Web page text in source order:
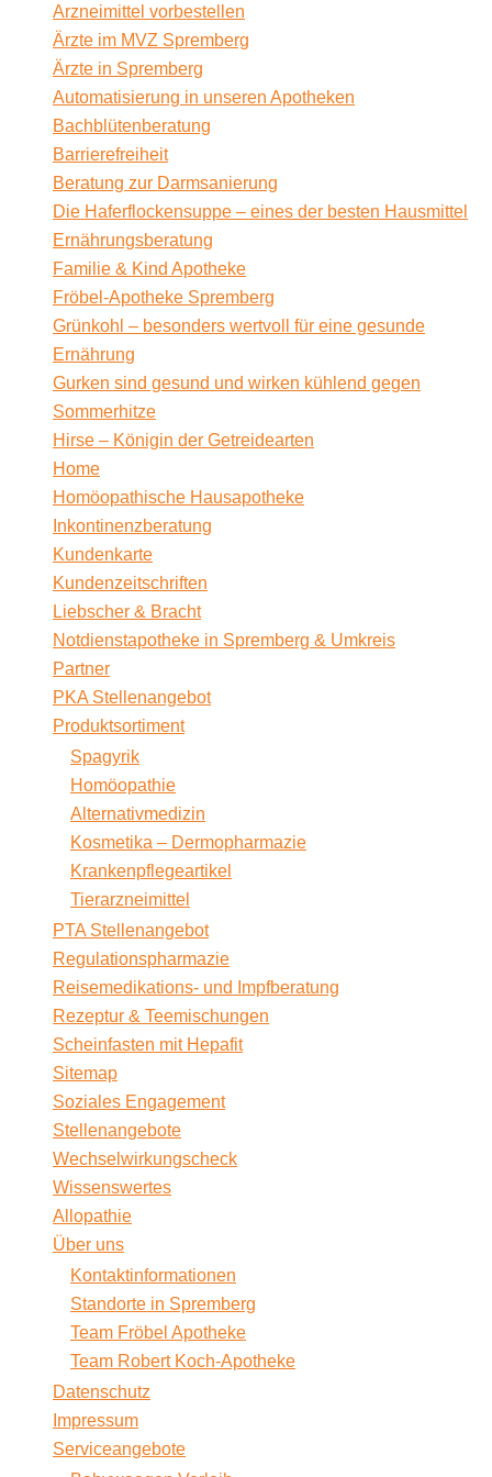
Arzneimittel vorbestellen
Ärzte im MVZ Spremberg
Ärzte in Spremberg
Automatisierung in unseren Apotheken
Bachblütenberatung
Barrierefreiheit
Beratung zur Darmsanierung
Die Haferflockensuppe – eines der besten Hausmittel
Ernährungsberatung
Familie & Kind Apotheke
Fröbel-Apotheke Spremberg
Grünkohl – besonders wertvoll für eine gesunde
Ernährung
Gurken sind gesund und wirken kühlend gegen
Sommerhitze
Hirse – Königin der Getreidearten
Home
Homöopathische Hausapotheke
Inkontinenzberatung
Kundenkarte
Kundenzeitschriften
Liebscher & Bracht
Notdienstapotheke in Spremberg & Umkreis
Partner
PKA Stellenangebot
Produktsortiment
Spagyrik
Homöopathie
Alternativmedizin
Kosmetika – Dermopharmazie
Krankenpflegeartikel
Tierarzneimittel
PTA Stellenangebot
Regulationspharmazie
Reisemedikations- und Impfberatung
Rezeptur & Teemischungen
Scheinfasten mit Hepafit
Sitemap
Soziales Engagement
Stellenangebote
Wechselwirkungscheck
Wissenswertes
Allopathie
Über uns
Kontaktinformationen
Standorte in Spremberg
Team Fröbel Apotheke
Team Robert Koch-Apotheke
Datenschutz
Impressum
Serviceangebote